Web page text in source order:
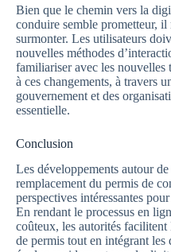
Bien que le chemin vers la
conduire semble prometteur, il
surmonter. Les utilisateurs
nouvelles méthodes
familiariser avec les nouvelles
à ces changements, à travers
gouvernement et des
essentielle.
Conclusion
Les développements autour de
remplacement du permis de
perspectives intéressantes
En rendant le processus en
coûteux, les autorités
de permis tout en intégrant les